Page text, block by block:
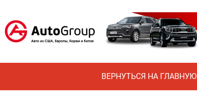
ВЕРНУТЬСЯ НА ГЛАВНУЮ